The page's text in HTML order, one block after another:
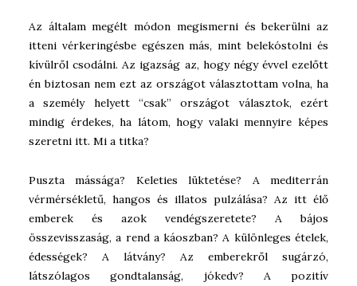
Az általam megélt módon megismerni és bekerülni az
itteni vérkeringésbe egészen más, mint belekóstolni és
kívülről csodálni. Az igazság az, hogy négy évvel ezelőtt
én biztosan nem ezt az országot választottam volna, ha
a személy helyett “csak” országot választok, ezért
mindig érdekes, ha látom, hogy valaki mennyire képes
szeretni itt. Mi a titka?
Puszta mássága? Keleties lüktetése? A mediterrán
vérmérsékletű, hangos és illatos pulzálása? Az itt élő
emberek és azok vendégszeretete? A bájos
összevisszaság, a rend a káoszban? A különleges ételek,
édességek? A látvány? Az emberekről sugárzó,
látszólagos gondtalanság, jókedv? A pozitív